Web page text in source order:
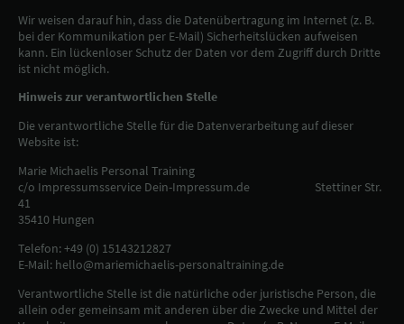
Wir weisen darauf hin, dass die Datenübertragung im Internet (z. B.
bei der Kommunikation per E-Mail) Sicherheitslücken aufweisen
kann. Ein lückenloser Schutz der Daten vor dem Zugriff durch Dritte
ist nicht möglich.
Hinweis zur verantwortlichen Stelle
Die verantwortliche Stelle für die Datenverarbeitung auf dieser
Website ist:
Marie Michaelis Personal Training
c/o Impressumsservice Dein-Impressum.de Stettiner Str.
41
35410 Hungen
Telefon: +49 (0) 15143212827
E-Mail: hello@mariemichaelis-personaltraining.de
Verantwortliche Stelle ist die natürliche oder juristische Person, die
allein oder gemeinsam mit anderen über die Zwecke und Mittel der